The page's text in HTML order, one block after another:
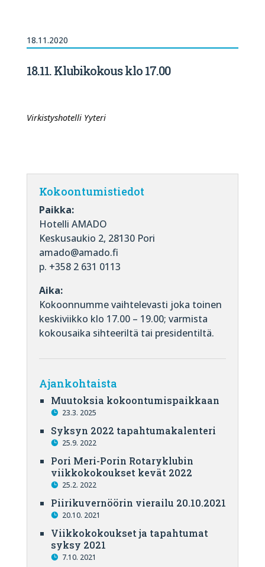
18.11.2020
18.11. Klubikokous klo 17.00
Virkistyshotelli Yyteri
Kokoontumistiedot
Paikka:
Hotelli AMADO
Keskusaukio 2, 28130 Pori
amado@amado.fi
p. +358 2 631 0113
Aika:
Kokoonnumme vaihtelevasti joka toinen
keskiviikko klo 17.00 – 19.00; varmista
kokousaika sihteeriltä tai presidentiltä.
Ajankohtaista
Muutoksia kokoontumispaikkaan
23.3. 2025
Syksyn 2022 tapahtumakalenteri
25.9. 2022
Pori Meri-Porin Rotaryklubin
viikkokokoukset kevät 2022
25.2. 2022
Piirikuvernöörin vierailu 20.10.2021
20.10. 2021
Viikkokokoukset ja tapahtumat
syksy 2021
7.10. 2021